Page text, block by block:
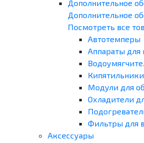
Дополнительное
Дополнительное
Посмотреть все
Автотемперы
Аппараты для
Кипятильники
Модули для
Охладители
Фильтры для
Аксессуары